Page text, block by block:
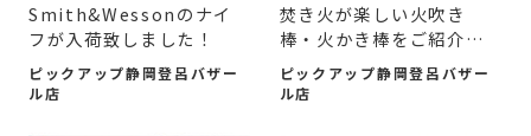
Smith&Wessonのナイ
フが入荷致しました！
ピックアップ静岡登呂バザー
ル店
焚き火が楽しい火吹き
棒・火かき棒をご紹介い
たします。
ピックアップ静岡登呂バザー
ル店